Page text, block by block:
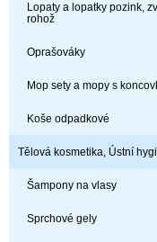
Lopaty a lopatky pozink,
rohož
Oprašováky
Mop sety a mopy s
Koše odpadkové
Tělová kosmetika, Ústní
Šampony na vlasy
Sprchové gely